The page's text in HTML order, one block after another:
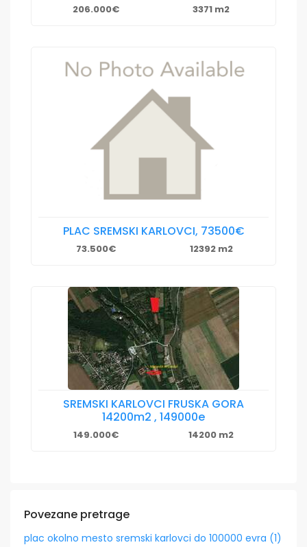
206.000€ 3371 m2
PLAC SREMSKI KARLOVCI, 73500€
73.500€ 12392 m2
SREMSKI KARLOVCI FRUSKA GORA
14200m2 , 149000e
149.000€ 14200 m2
Povezane pretrage
plac okolno mesto sremski karlovci do 100000 evra (1)